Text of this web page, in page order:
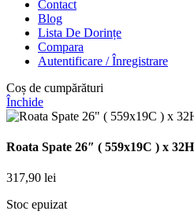
Contact
Blog
Lista De Dorințe
Compara
Autentificare / Înregistrare
Coș de cumpărături
Închide
Roata Spate 26″ ( 559x19C ) x
317,90 lei
Stoc epuizat